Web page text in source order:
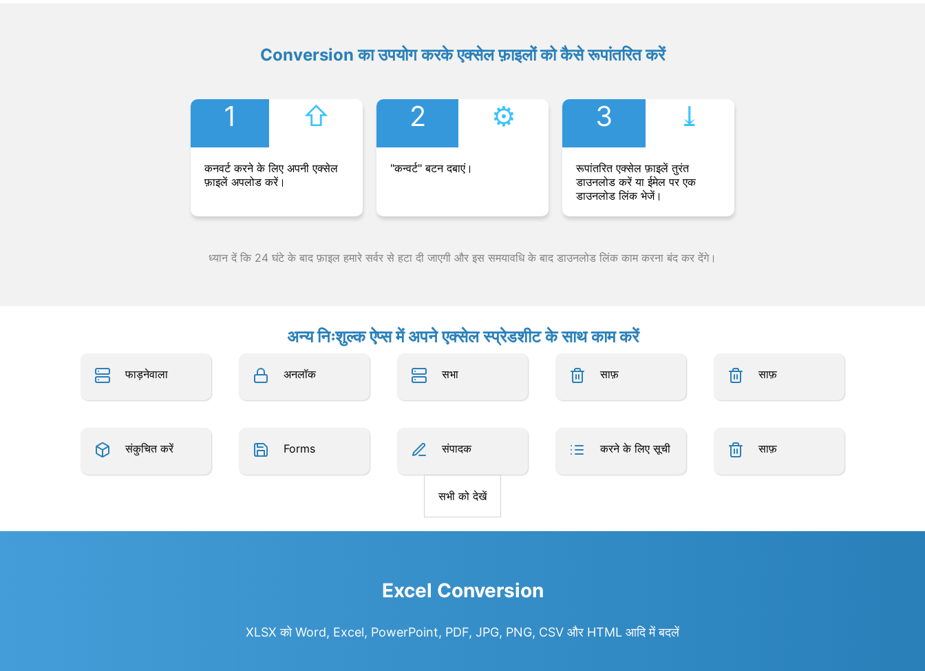
Conversion का उपयोग करके एक्सेल फ़ाइलों को कैसे रूपांतरित करें
1 ⇧︎
कनवर्ट करने के लिए अपनी एक्सेल
फ़ाइलें अपलोड करें।
2 ⚙︎
"कन्वर्ट" बटन दबाएं।
3 ⤓︎
रूपांतरित एक्सेल फ़ाइलें तुरंत
डाउनलोड करें या ईमेल पर एक
डाउनलोड लिंक भेजें।
ध्यान दें कि 24 घंटे के बाद फ़ाइल हमारे सर्वर से हटा दी जाएगी और इस समयावधि के बाद डाउनलोड लिंक काम करना बंद कर देंगे।
अन्य निःशुल्क ऐप्स में अपने एक्सेल स्प्रेडशीट के साथ काम करें
फाड़नेवाला अनलॉक सभा साफ़ साफ़
संकुचित करें Forms संपादक करने के लिए सूची साफ़
सभी को देखें
Excel Conversion
XLSX को Word, Excel, PowerPoint, PDF, JPG, PNG, CSV और HTML आदि में बदलें